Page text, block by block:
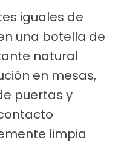
iguales de
una botella de
natural
en mesas,
puertas y
limpia